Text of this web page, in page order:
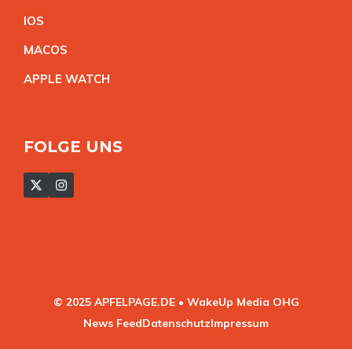
IOS
MACOS
APPLE WATCH
FOLGE UNS
© 2025 APFELPAGE.DE • WakeUp Media OHG
News FeedDatenschutzImpressum